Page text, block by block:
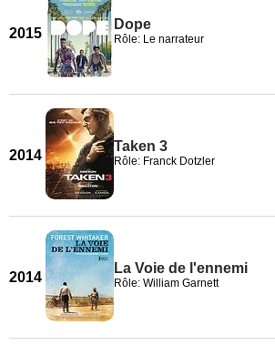
2015
Dope
Rôle: Le narrateur
2014
Taken 3
Rôle: Franck Dotzler
2014
La Voie de l'ennemi
Rôle: William Garnett